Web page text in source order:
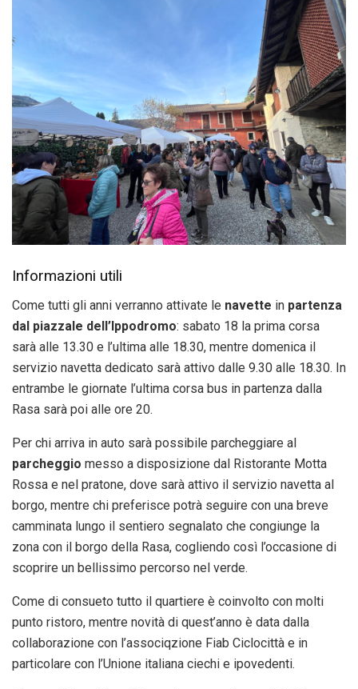
Informazioni utili
Come tutti gli anni verranno attivate le navette in partenza
dal piazzale dell’Ippodromo: sabato 18 la prima corsa
sarà alle 13.30 e l’ultima alle 18.30, mentre domenica il
servizio navetta dedicato sarà attivo dalle 9.30 alle 18.30. In
entrambe le giornate l’ultima corsa bus in partenza dalla
Rasa sarà poi alle ore 20.
Per chi arriva in auto sarà possibile parcheggiare al
parcheggio messo a disposizione dal Ristorante Motta
Rossa e nel pratone, dove sarà attivo il servizio navetta al
borgo, mentre chi preferisce potrà seguire con una breve
camminata lungo il sentiero segnalato che congiunge la
zona con il borgo della Rasa, cogliendo così l’occasione di
scoprire un bellissimo percorso nel verde.
Come di consueto tutto il quartiere è coinvolto con molti
punto ristoro, mentre novità di quest’anno è data dalla
collaborazione con l’associqzione Fiab Ciclocittà e in
particolare con l’Unione italiana ciechi e ipovedenti.